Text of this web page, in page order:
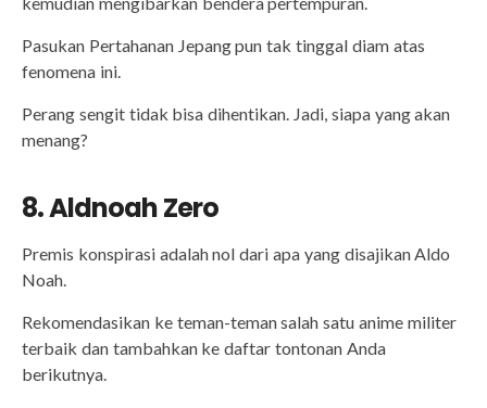
Pasukan Pertahanan Jepang pun tak tinggal diam atas
fenomena ini.
Perang sengit tidak bisa dihentikan. Jadi, siapa yang akan
menang?
8. Aldnoah Zero
Premis konspirasi adalah nol dari apa yang disajikan Aldo
Noah.
Rekomendasikan ke teman-teman salah satu anime militer
terbaik dan tambahkan ke daftar tontonan Anda
berikutnya.